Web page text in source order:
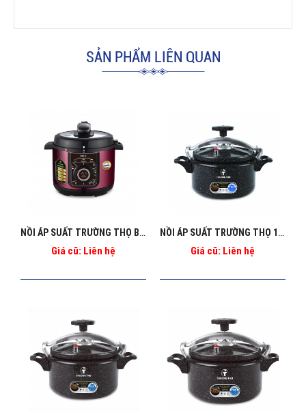
SẢN PHẨM LIÊN QUAN
NỒI ÁP SUẤT TRƯỜNG THỌ BA_1269
Giá cũ: Liên hệ
NỒI ÁP SUẤT TRƯỜNG THỌ 10L BA - 130 ĐEN
Giá cũ: Liên hệ